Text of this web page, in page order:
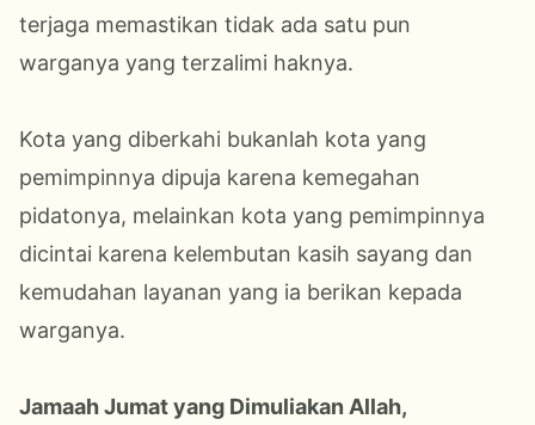
terjaga memastikan tidak ada satu pun
warganya yang terzalimi haknya.
Kota yang diberkahi bukanlah kota yang
pemimpinnya dipuja karena kemegahan
pidatonya, melainkan kota yang pemimpinnya
dicintai karena kelembutan kasih sayang dan
kemudahan layanan yang ia berikan kepada
warganya.
Jamaah Jumat yang Dimuliakan Allah,